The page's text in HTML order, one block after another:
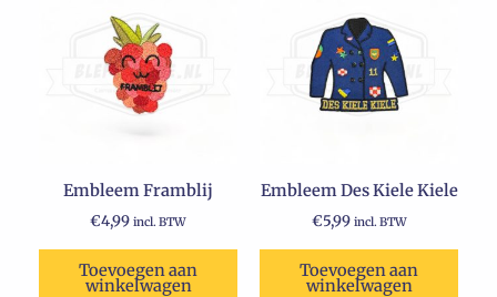
Embleem Framblij
€4,99 incl. BTW
Toevoegen aan
winkelwagen
Embleem Des Kiele Kiele
€5,99 incl. BTW
Toevoegen aan
winkelwagen